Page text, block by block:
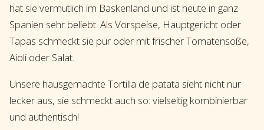
hat sie vermutlich im Baskenland und ist heute in ganz
Spanien sehr beliebt. Als Vorspeise, Hauptgericht oder
Tapas schmeckt sie pur oder mit frischer Tomatensoße,
Aioli oder Salat.
Unsere hausgemachte Tortilla de patata sieht nicht nur
lecker aus, sie schmeckt auch so: vielseitig kombinierbar
und authentisch!